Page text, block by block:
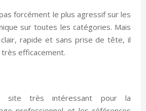
forcément le plus agressif sur les
sur toutes les catégories. Mais
rapide et sans prise de tête, il
efficacement.
site très intéressant pour la